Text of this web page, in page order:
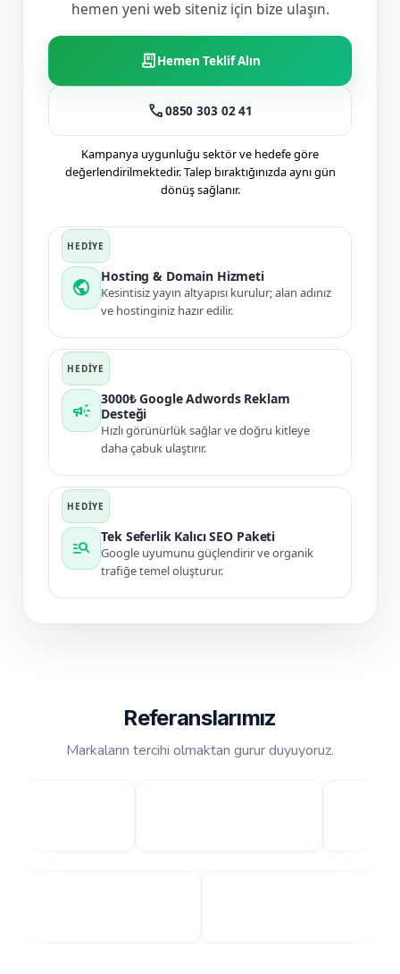
hemen yeni web siteniz için bize ulaşın.
receipt_longHemen Teklif Alın
call0850 303 02 41
Kampanya uygunluğu sektör ve hedefe göre
değerlendirilmektedir. Talep bıraktığınızda aynı gün
dönüş sağlanır.
public
Hosting & Domain Hizmeti
Kesintisiz yayın altyapısı kurulur; alan adınız
ve hostinginiz hazır edilir.
campaign
3000₺ Google Adwords Reklam
Desteği
Hızlı görünürlük sağlar ve doğru kitleye
daha çabuk ulaştırır.
manage_search
Tek Seferlik Kalıcı SEO Paketi
Google uyumunu güçlendirir ve organik
trafiğe temel oluşturur.
Referanslarımız
Markaların tercihi olmaktan gurur duyuyoruz.